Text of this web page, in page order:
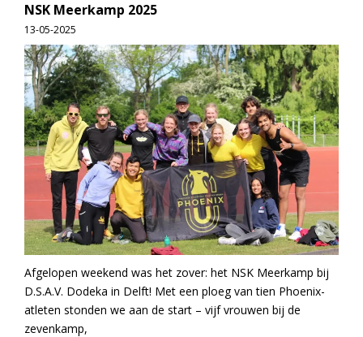
NSK Meerkamp 2025
13-05-2025
Afgelopen weekend was het zover: het NSK Meerkamp bij
D.S.A.V. Dodeka in Delft! Met een ploeg van tien Phoenix-
atleten stonden we aan de start – vijf vrouwen bij de
zevenkamp,